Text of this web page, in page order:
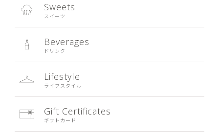
Sweets
スイーツ
Beverages
ドリンク
Lifestyle
ライフスタイル
Gift Certificates
ギフトカード